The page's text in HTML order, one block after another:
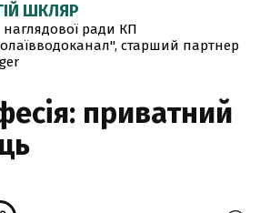
ШКЛЯР
ради КП
старший партнер
приватний